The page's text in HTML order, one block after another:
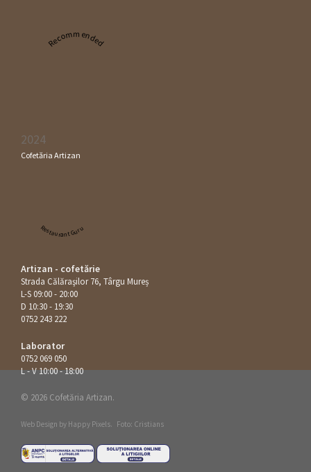
Recommended
2024
Cofetăria Artizan
Restaurant Guru
Artizan - cofetărie
Strada Călăraşilor 76, Târgu Mureș
L-S 09:00 - 20:00
D 10:30 - 19:30
0752 243 222
Laborator
0752 069 050
L - V 10:00 - 18:00
© 2026 Cofetăria Artizan.
Web Design by Happy Pixels. Foto: Cristians